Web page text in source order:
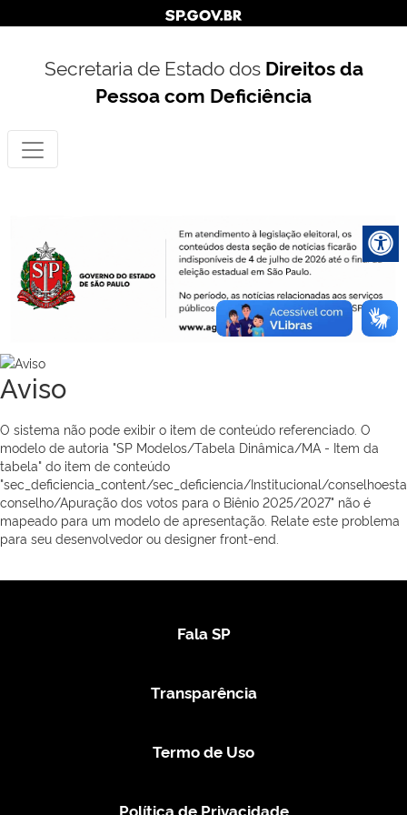
Secretaria de Estado dos Direitos da
Pessoa com Deficiência
Aviso
O sistema não pode exibir o item de conteúdo referenciado. O
modelo de autoria "SP Modelos/Tabela Dinâmica/MA - Item da
tabela" do item de conteúdo
"sec_deficiencia_content/sec_deficiencia/Institucional/
conselho/Apuração dos votos para o Biênio 2025/2027" não é
mapeado para um modelo de apresentação. Relate este problema
para seu desenvolvedor ou designer front-end.
Fala SP
Transparência
Termo de Uso
Política de Privacidade